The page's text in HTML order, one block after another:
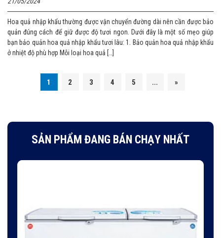
Hoa quả nhập khẩu thường được vận chuyển đường dài nên cần được bảo
quản đúng cách để giữ được độ tươi ngon. Dưới đây là một số mẹo giúp
bạn bảo quản hoa quả nhập khẩu tươi lâu: 1. Bảo quản hoa quả nhập khẩu
ở nhiệt độ phù hợp Mỗi loại hoa quả […]
1 2 3 4 5 ... »
SẢN PHẨM ĐANG BÁN CHẠY NHẤT